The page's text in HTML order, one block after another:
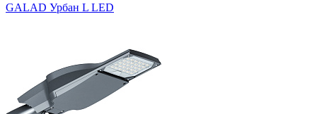
GALAD Урбан L LED